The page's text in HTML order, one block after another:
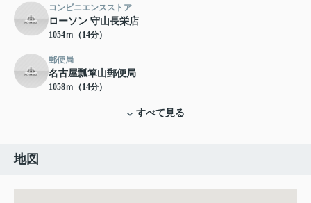
コンビニエンスストア
ローソン 守山長栄店
1054ｍ（14分）
郵便局
名古屋瓢箪山郵便局
1058ｍ（14分）
すべて見る
地図